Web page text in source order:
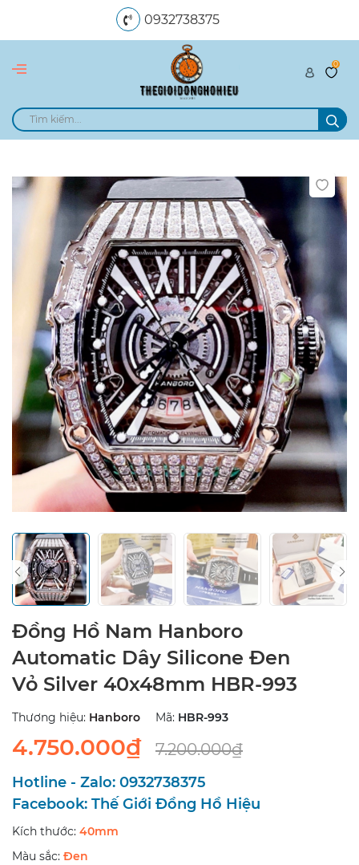
0932738375
dangngocle89@gmail.com
0
Đồng Hồ Nam Hanboro
Automatic Dây Silicone Đen
Vỏ Silver 40x48mm HBR-993
Thương hiệu: Hanboro Mã: HBR-993
4.750.000₫ 7.200.000₫
Hotline - Zalo: 0932738375
Facebook: Thế Giới Đồng Hồ Hiệu
Kích thước: 40mm
Màu sắc: Đen